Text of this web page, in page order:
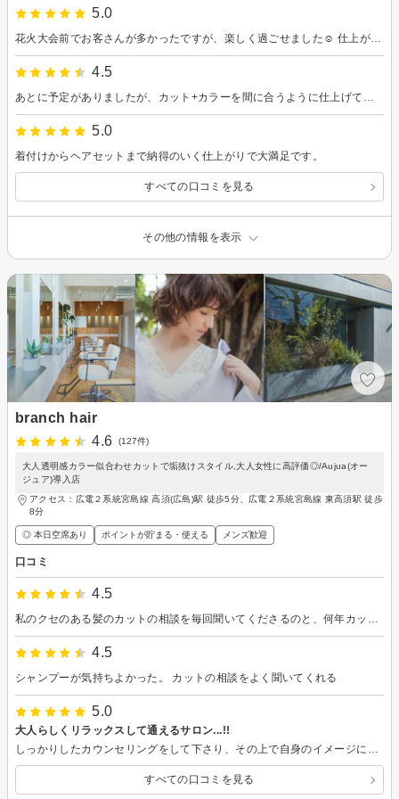
5.0
花火大会前でお客さんが多かったですが、楽しく過ごせました☺︎ 仕上がりも大満足です♡
4.5
あとに予定がありましたが、カット+カラーを間に合うように仕上げて頂き助かりました！ 時短でできる簡単なセット方法も教えてもらったので自宅でもがんばります＾＾ とてもコスパのいい美容室でした、またお願いします。
5.0
着付けからヘアセットまで納得のいく仕上がりで大満足です。
すべての口コミを見る
その他の情報を表示
branch hair
4.6
(127件)
大人透明感カラー似合わせカットで垢抜けスタイル,大人女性に高評価◎/Aujua(オー
ジュア)導入店
アクセス：広電２系統宮島線 高須(広島)駅 徒歩5分、広電２系統宮島線 東高須駅 徒歩
8分
◎ 本日空席あり ポイントが貯まる・使える メンズ歓迎
口コミ
4.5
私のクセのある髪のカットの相談を毎回聞いてくださるのと、何年カットしていただいてるので前の時こうだったと、記憶していてくれるので、助かります。
4.5
シャンプーが気持ちよかった。 カットの相談をよく聞いてくれる
5.0
大人らしくリラックスして通えるサロン...!!
しっかりしたカウンセリングをして下さり、その上で自身のイメージに寄り添う形で的確なお勧めを会話のキャッチボールをしながらしてくださいました...。なりたいスタイリングになるように根拠を持った説明や知識を教えてくれたので安心してお任せすることが出来ました!! 都度の確認や相手を知ろうとしてくださる姿勢を持って傾聴してくれたので久しぶりにサロンでリラックスして話すことも出来たのと、マッサージや洗髪時も終始、快かったです。 大人らしく安心したおもてなしをしてくださるサロンなので、ようやく今後、長く通えるサロンを見つけられたと嬉しい想いでした...! ありがとうございました。また次回が楽しみです。 何より妻からも褒められたことが1番のポイントでした!!
すべての口コミを見る